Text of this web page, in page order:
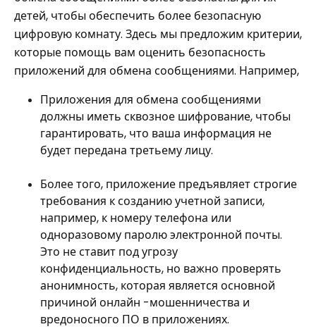
детей, чтобы обеспечить более безопасную
цифровую комнату. Здесь мы предложим критерии,
которые помощь вам оценить безопасность
приложений для обмена сообщениями. Например,
Приложения для обмена сообщениями
должны иметь сквозное шифрование, чтобы
гарантировать, что ваша информация не
будет передана третьему лицу.
Более того, приложение предъявляет строгие
требования к созданию учетной записи,
например, к номеру телефона или
одноразовому паролю электронной почты.
Это не ставит под угрозу
конфиденциальность, но важно проверять
анонимность, которая является основной
причиной онлайн -мошенничества и
вредоносного ПО в приложениях.